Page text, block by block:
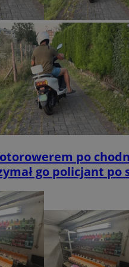
po
go policjant po